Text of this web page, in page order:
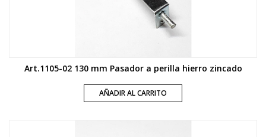
Art.1105-02 130 mm Pasador a perilla hierro zincado
AÑADIR AL CARRITO